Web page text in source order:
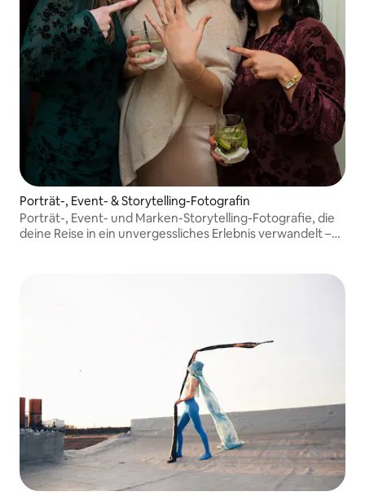
Porträt-, Event- & Storytelling-Fotografin
Porträt-, Event- und Marken-Storytelling-Fotografie, die
deine Reise in ein unvergessliches Erlebnis verwandelt –